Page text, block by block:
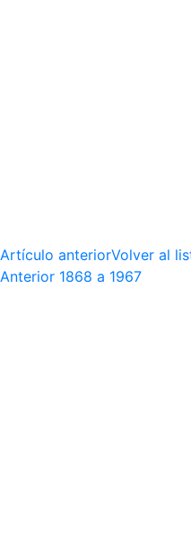
Artículo anteriorVolver al
Anterior 1868 a 1967